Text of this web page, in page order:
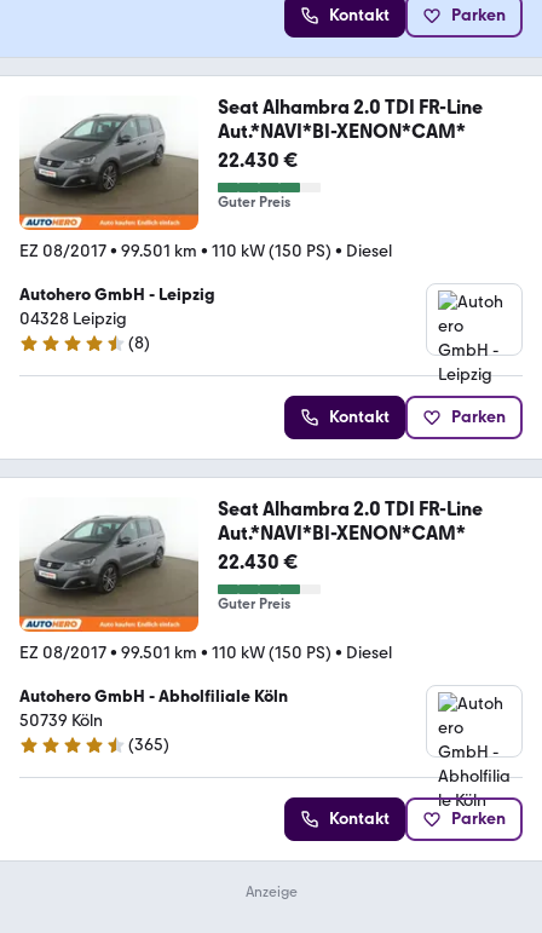
Kontakt Parken
Seat Alhambra 2.0 TDI FR-Line
Aut.*NAVI*BI-XENON*CAM*
22.430 €
Guter Preis
EZ 08/2017• 99.501 km • 110 kW (150 PS) • Diesel
Autohero GmbH - Leipzig
04328 Leipzig
4.3 Sterne
(8)
Kontakt Parken
Seat Alhambra 2.0 TDI FR-Line
Aut.*NAVI*BI-XENON*CAM*
22.430 €
Guter Preis
EZ 08/2017• 99.501 km • 110 kW (150 PS) • Diesel
Autohero GmbH - Abholfiliale Köln
50739 Köln
4.6 Sterne
(365)
Kontakt Parken